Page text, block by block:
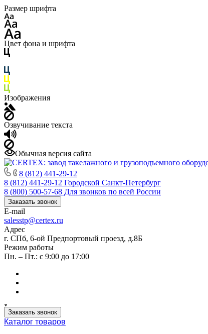
Размер шрифта
Цвет фона и шрифта
Изображения
Озвучивание текста
Обычная версия сайта
8 (812) 441-29-12
8 (812) 441-29-12 Городской Санкт-Петербург
8 (800) 500-57-68 Для звонков по всей России
Заказать звонок
E-mail
salesstp@certex.ru
Адрес
г. СПб, 6-ой Предпортовый проезд, д.8Б
Режим работы
Пн. – Пт.: с 9:00 до 17:00
Заказать звонок
Каталог товаров